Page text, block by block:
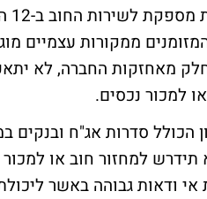
המזומנים ממקורות עצמיים
מאחזקות החברה, לא
למכור נכסים.
הכולל סדרות אג"ח
תידרש למחזור חוב או
ודאות גבוהה באשר